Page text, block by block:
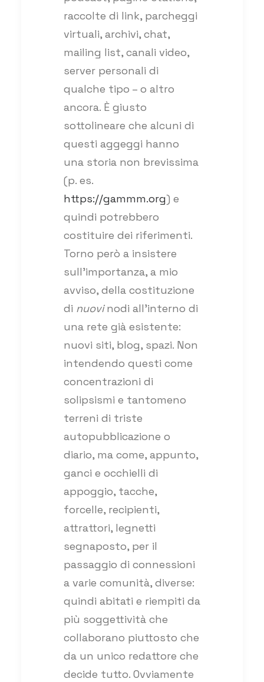
raccolte di link, parcheggi
virtuali, archivi, chat,
mailing list, canali video,
server personali di
qualche tipo – o altro
ancora. È giusto
sottolineare che alcuni di
questi aggeggi hanno
una storia non brevissima
(p. es.
https://gammm.org) e
quindi potrebbero
costituire dei riferimenti.
Torno però a insistere
sull’importanza, a mio
avviso, della costituzione
di nuovinodi all’interno di
una rete già esistente:
nuovi siti, blog, spazi. Non
intendendo questi come
concentrazioni di
solipsismi e tantomeno
terreni di triste
autopubblicazione o
diario, ma come, appunto,
ganci e occhielli di
appoggio, tacche,
forcelle, recipienti,
attrattori, legnetti
segnaposto, per il
passaggio di connessioni
a varie comunità, diverse:
quindi abitati e riempiti da
più soggettività che
collaborano piuttosto che
da un unico redattore che
decide tutto. Ovviamente